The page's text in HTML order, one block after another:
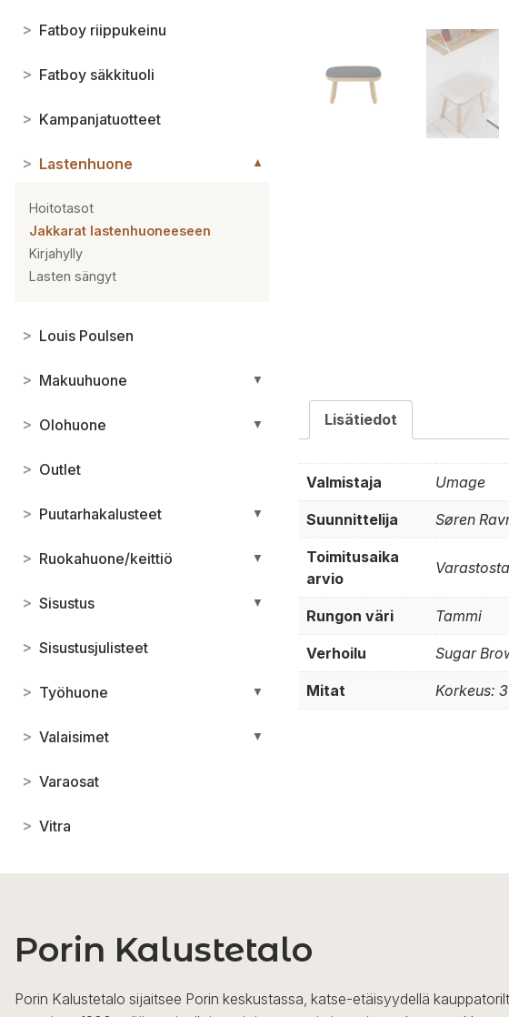
> Fatboy riippukeinu
> Fatboy säkkituoli
> Kampanjatuotteet
> Lastenhuone ▼
Hoitotasot
Jakkarat lastenhuoneeseen
Kirjahylly
Lasten sängyt
> Louis Poulsen
> Makuuhuone ▼
> Olohuone ▼
> Outlet
> Puutarhakalusteet ▼
> Ruokahuone/keittiö ▼
> Sisustus ▼
> Sisustusjulisteet
> Työhuone ▼
> Valaisimet ▼
> Varaosat
> Vitra
Lisätiedot
Valmistaja Umage
Suunnittelija Søren
Toimitusaika
arvio
Rungon väri Tammi
Verhoilu Sugar
Mitat Korkeus:
Porin Kalustetalo
Porin Kalustetalo sijaitsee Porin keskustassa, katse-etäisyydellä